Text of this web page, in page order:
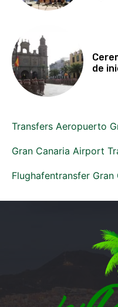
de
Transfers Aeropuerto
Gran Canaria Airport
Flughafentransfer Gran